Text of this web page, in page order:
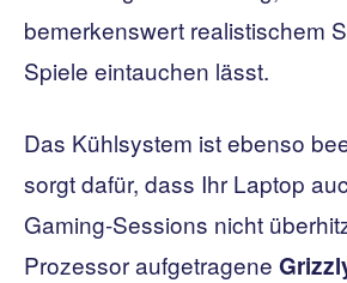
bemerkenswert realistischem
Spiele eintauchen lässt.
Das Kühlsystem ist ebenso
sorgt dafür, dass Ihr Laptop
Gaming-Sessions nicht
Prozessor aufgetragene